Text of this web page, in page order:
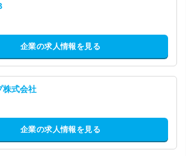
企業の求人情報を見る
株式会社
企業の求人情報を見る